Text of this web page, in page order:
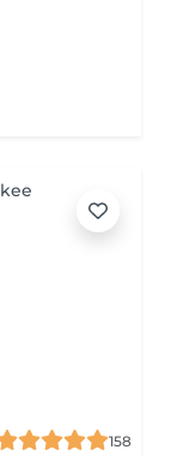
158